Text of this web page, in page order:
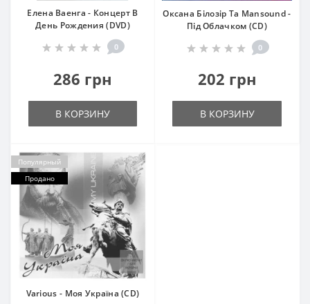
Елена Ваенга - Концерт В
День Рождения (DVD)
0
286 грн
В КОРЗИНУ
Оксана Білозір Та Mansound -
Під Облачком (CD)
0
202 грн
В КОРЗИНУ
Популярный
Продано
Various - Моя Україна (CD)